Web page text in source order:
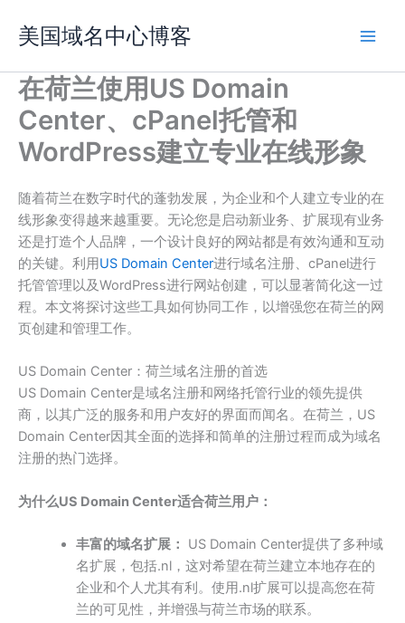
容
美国域名中心博客
在荷兰使用US Domain
Center、cPanel托管和
WordPress建立专业在线形象
随着荷兰在数字时代的蓬勃发展，为企业和个人建立专业的在
线形象变得越来越重要。无论您是启动新业务、扩展现有业务
还是打造个人品牌，一个设计良好的网站都是有效沟通和互动
的关键。利用US Domain Center进行域名注册、cPanel进行
托管管理以及WordPress进行网站创建，可以显著简化这一过
程。本文将探讨这些工具如何协同工作，以增强您在荷兰的网
页创建和管理工作。
US Domain Center：荷兰域名注册的首选
US Domain Center是域名注册和网络托管行业的领先提供
商，以其广泛的服务和用户友好的界面而闻名。在荷兰，US
Domain Center因其全面的选择和简单的注册过程而成为域名
注册的热门选择。
为什么US Domain Center适合荷兰用户：
丰富的域名扩展：
US Domain Center提供了多种域
名扩展，包括.nl，这对希望在荷兰建立本地存在的
企业和个人尤其有利。使用.nl扩展可以提高您在荷
兰的可见性，并增强与荷兰市场的联系。